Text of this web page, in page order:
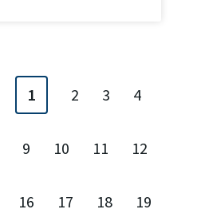
1 2 3 4
9 10 11 12
16 17 18 19